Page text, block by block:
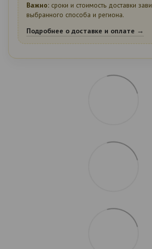
Важно: сроки и стоимость доставки
выбранного способа и региона.
Подробнее о доставке и оплате →